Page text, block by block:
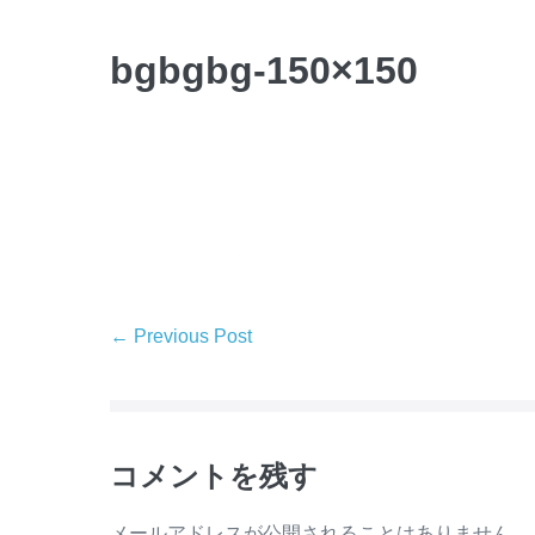
bgbgbg-150×150
← Previous Post
コメントを残す